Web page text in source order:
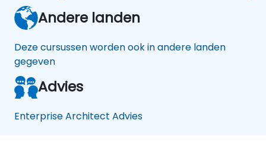
Andere landen
Deze cursussen worden ook in andere landen
gegeven
Advies
Enterprise Architect Advies